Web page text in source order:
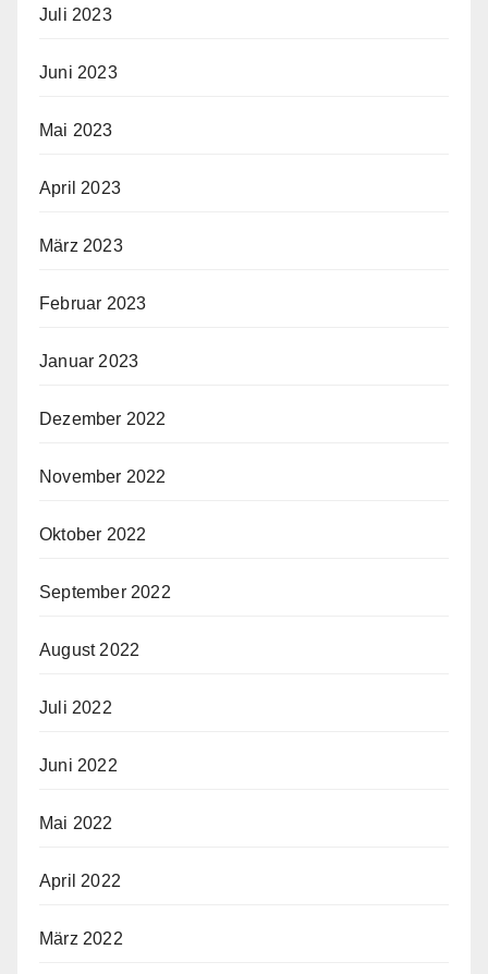
Juli 2023
Juni 2023
Mai 2023
April 2023
März 2023
Februar 2023
Januar 2023
Dezember 2022
November 2022
Oktober 2022
September 2022
August 2022
Juli 2022
Juni 2022
Mai 2022
April 2022
März 2022